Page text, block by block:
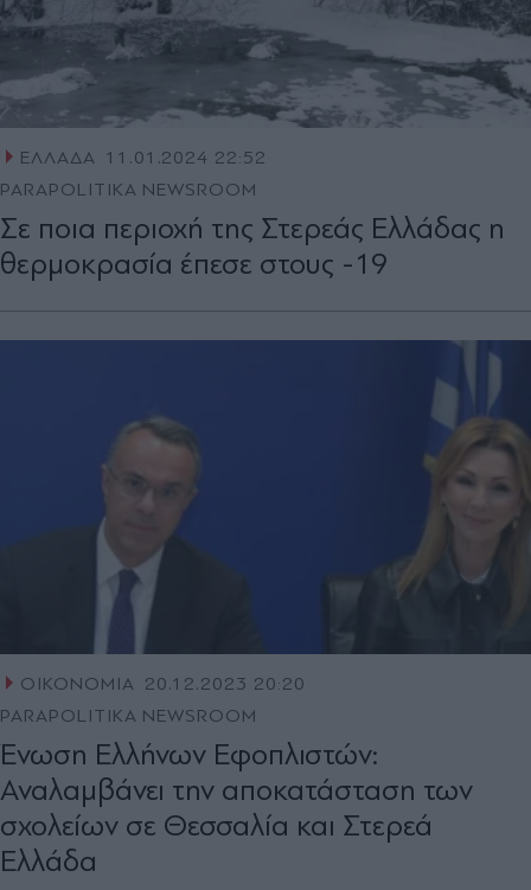
ΕΛΛΑΔΑ 11.01.2024 22:52
PARAPOLITIKA NEWSROOM
Σε ποια περιοχή της Στερεάς Ελλάδας η
θερμοκρασία έπεσε στους -19
ΟΙΚΟΝΟΜΙΑ 20.12.2023 20:20
PARAPOLITIKA NEWSROOM
Ένωση Ελλήνων Εφοπλιστών:
Αναλαμβάνει την αποκατάσταση των
σχολείων σε Θεσσαλία και Στερεά
Ελλάδα